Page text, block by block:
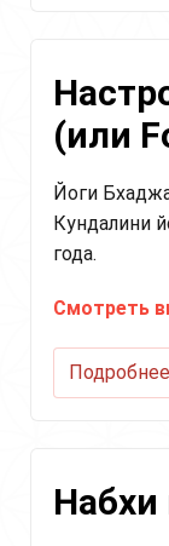
(Keep-
Spirit)(или
Йоги
Кундалини
года.
Смотреть
Подробнее
Настройте
Набхи